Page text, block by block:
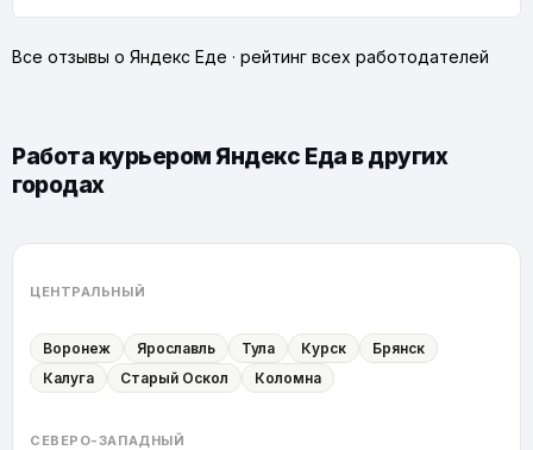
Все отзывы о Яндекс Еде · рейтинг всех работодателей
Работа курьером Яндекс Еда в других
городах
ЦЕНТРАЛЬНЫЙ
Воронеж Ярославль Тула Курск
Брянск
Калуга
Старый Оскол Коломна
СЕВЕРО-ЗАПАДНЫЙ